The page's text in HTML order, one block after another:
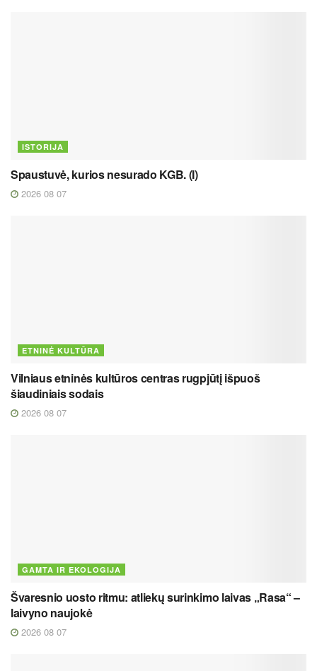
ISTORIJA
Spaustuvė, kurios nesurado KGB. (I)
2026 08 07
ETNINĖ KULTŪRA
Vilniaus etninės kultūros centras rugpjūtį išpuoš
šiaudiniais sodais
2026 08 07
GAMTA IR EKOLOGIJA
Švaresnio uosto ritmu: atliekų surinkimo laivas „Rasa“ –
laivyno naujokė
2026 08 07